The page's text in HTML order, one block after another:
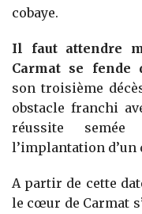
cobaye.
Il faut attendre
Carmat se fende
son troisième
obstacle franchi
réussite semée
l’implantation
A partir de cette
le cœur de Carmat